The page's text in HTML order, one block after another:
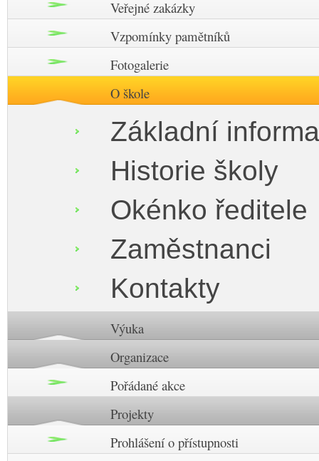
Veřejné zakázky
Vzpomínky pamětníků
Fotogalerie
O škole
Základní
Historie školy
Okénko ředitele
Zaměstnanci
Kontakty
Výuka
Organizace
Pořádané akce
Projekty
Prohlášení o přístupnosti